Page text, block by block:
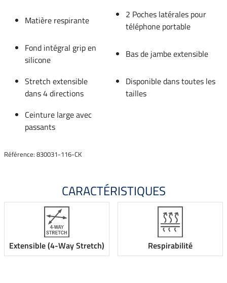
Matière respirante
2 Poches latérales pour
téléphone portable
Fond intégral grip en
silicone
Bas de jambe extensible
Stretch extensible
dans 4 directions
Disponible dans toutes les
tailles
Ceinture large avec
passants
Référence: 830031-116-CK
CARACTÉRISTIQUES
Extensible (4-Way Stretch) Respirabilité